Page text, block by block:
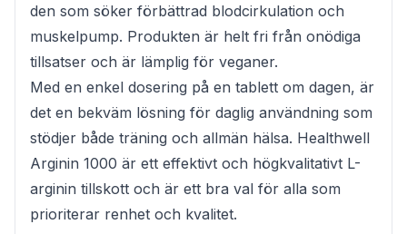
den som söker förbättrad blodcirkulation och
muskelpump. Produkten är helt fri från onödiga
tillsatser och är lämplig för veganer.
Med en enkel dosering på en tablett om dagen, är
det en bekväm lösning för daglig användning som
stödjer både träning och allmän hälsa. Healthwell
Arginin 1000 är ett effektivt och högkvalitativt L-
arginin tillskott och är ett bra val för alla som
prioriterar renhet och kvalitet.